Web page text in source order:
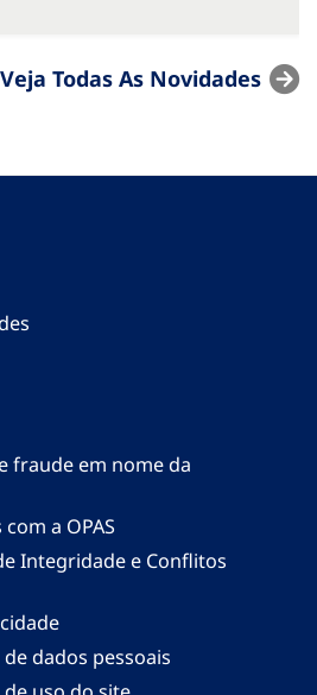
Veja Todas As Novidades
fraude em nome da
a OPAS
Integridade e Conflitos
dados pessoais